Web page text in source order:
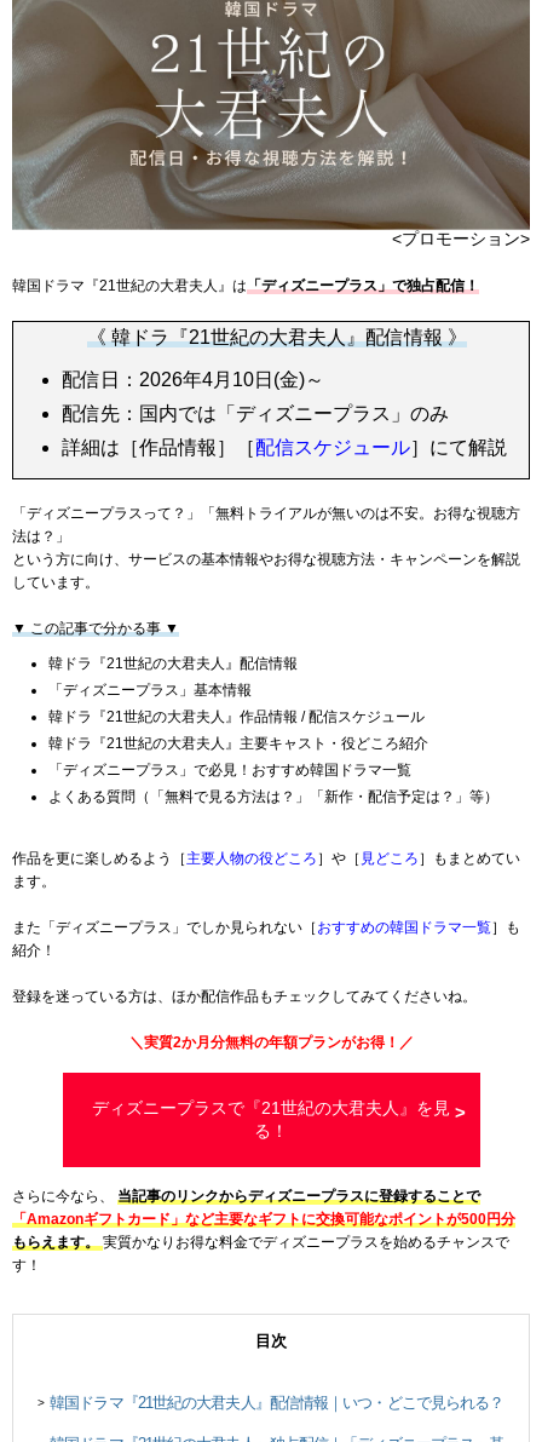
<プロモーション>
韓国ドラマ『21世紀の大君夫人』は 「ディズニープラス」で独占配信！
《 韓ドラ『21世紀の大君夫人』配信情報 》
配信日：2026年4月10日(金)～
配信先：国内では「ディズニープラス」のみ
詳細は［作品情報］［配信スケジュール］にて解説
「ディズニープラスって？」「無料トライアルが無いのは不安。お得な視聴方
法は？」
という方に向け、サービスの基本情報やお得な視聴方法・キャンペーンを解説
しています。
▼ この記事で分かる事 ▼
韓ドラ『21世紀の大君夫人』配信情報
「ディズニープラス」基本情報
韓ドラ『21世紀の大君夫人』作品情報 / 配信スケジュール
韓ドラ『21世紀の大君夫人』主要キャスト・役どころ紹介
「ディズニープラス」で必見！おすすめ韓国ドラマ一覧
よくある質問（「無料で見る方法は？」「新作・配信予定は？」等）
作品を更に楽しめるよう［ 主要人物の役どころ ］や［ 見どころ ］もまとめてい
ます。
また「ディズニープラス」でしか見られない［ おすすめの韓国ドラマ一覧］も
紹介！
登録を迷っている方は、ほか配信作品もチェックしてみてくださいね。
＼実質2か月分無料の年額プランがお得！／
ディズニープラスで『21世紀の大君夫人』を見
る！
さらに今なら、 当記事のリンクからディズニープラスに登録することで
「Amazonギフトカード」など主要なギフトに交換可能なポイントが500円分
もらえます。 実質かなりお得な料金でディズニープラスを始めるチャンスで
す！
目次
> 韓国ドラマ『21世紀の大君夫人』配信情報｜いつ・どこで見られる？